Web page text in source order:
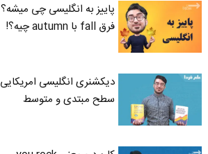
پاییز به انگلیسی چی میشه؟
فرق fall با autumn چیه؟!
دیکشنری انگلیسی امریکایی
سطح مبتدی و متوسط